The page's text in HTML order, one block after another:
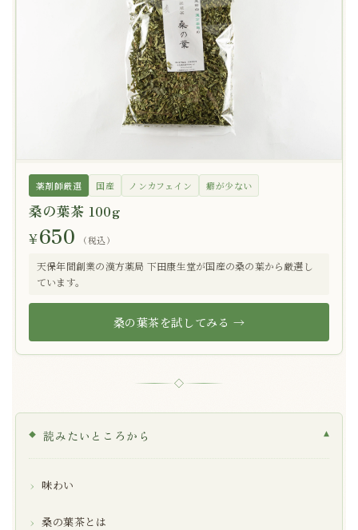
薬剤師厳選 国産 ノンカフェイン 癖が少ない
桑の葉茶 100g
¥650 （税込）
天保年間創業の漢方薬局 下田康生堂が国産の桑の葉から厳選し
ています。
桑の葉茶を試してみる →
◇
読みたいところから ▾
味わい
桑の葉茶とは